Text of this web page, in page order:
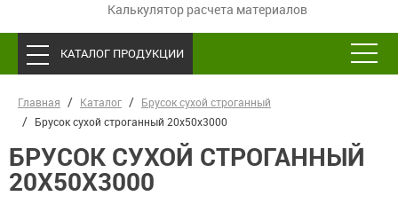
Калькулятор расчета материалов
КАТАЛОГ ПРОДУКЦИИ
Главная Каталог
Брусок сухой строганный
Брусок сухой строганный 20х50х3000
БРУСОК СУХОЙ СТРОГАННЫЙ
20Х50Х3000